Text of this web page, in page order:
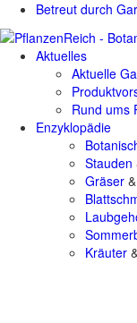
Betreut durch
Aktuelles
Aktuelle
Rund ums
Enzyklopädie
Stauden
Gräser &
Kräuter